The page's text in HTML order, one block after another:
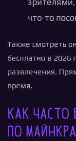
что-то
Также смотреть
бесплатно в 2026
развлечения.
время.
Как часто
по